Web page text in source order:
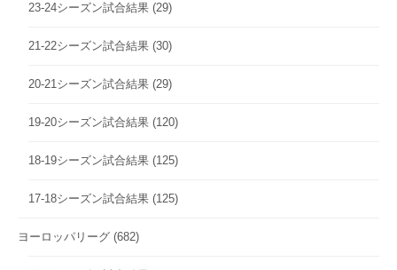
23-24シーズン試合結果 (29)
21-22シーズン試合結果 (30)
20-21シーズン試合結果 (29)
19-20シーズン試合結果 (120)
18-19シーズン試合結果 (125)
17-18シーズン試合結果 (125)
ヨーロッパリーグ (682)